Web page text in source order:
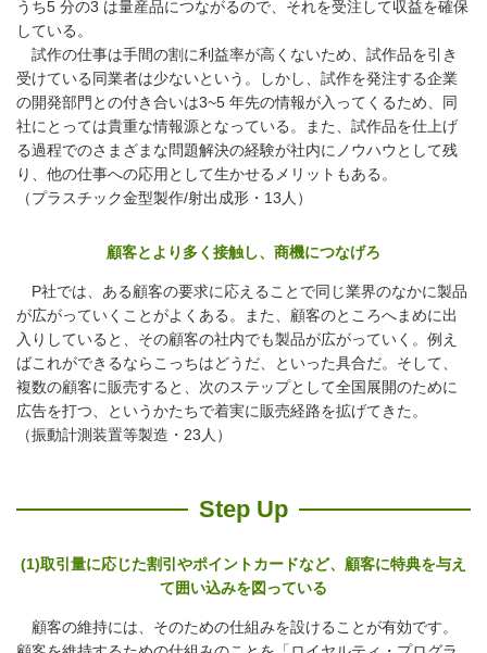
うち5 分の3 は量産品につながるので、それを受注して収益を確保
している。
試作の仕事は手間の割に利益率が高くないため、試作品を引き
受けている同業者は少ないという。しかし、試作を発注する企業
の開発部門との付き合いは3~5 年先の情報が入ってくるため、同
社にとっては貴重な情報源となっている。また、試作品を仕上げ
る過程でのさまざまな問題解決の経験が社内にノウハウとして残
り、他の仕事への応用として生かせるメリットもある。
（プラスチック金型製作/射出成形・13人）
顧客とより多く接触し、商機につなげろ
P社では、ある顧客の要求に応えることで同じ業界のなかに製品
が広がっていくことがよくある。また、顧客のところへまめに出
入りしていると、その顧客の社内でも製品が広がっていく。例え
ばこれができるならこっちはどうだ、といった具合だ。そして、
複数の顧客に販売すると、次のステップとして全国展開のために
広告を打つ、というかたちで着実に販売経路を拡げてきた。
（振動計測装置等製造・23人）
Step Up
(1)取引量に応じた割引やポイントカードなど、顧客に特典を与え
て囲い込みを図っている
顧客の維持には、そのための仕組みを設けることが有効です。